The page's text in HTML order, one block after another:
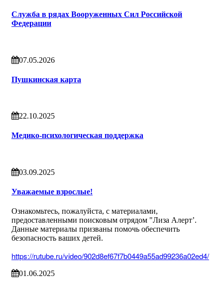
Служба в рядах Вооруженных Сил Российской
Федерации
07.05.2026
Пушкинская карта
22.10.2025
Медико-психологическая поддержка
03.09.2025
Уважаемые взрослые!
Ознакомьтесь, пожалуйста, с материалами,
предоставленными поисковым отрядом "Лиза Алерт’.
Данные материалы призваны помочь обеспечить
безопасность ваших детей.
https://rutube.ru/video/902d8ef67f7b0449a55ad99236a02ed4/
01.06.2025